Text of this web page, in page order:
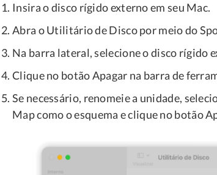
Insira o disco rígido externo em seu Mac.
Abra o Utilitário de Disco por meio do
Na barra lateral, selecione o disco rígido
Clique no botão Apagar na barra de
Se necessário, renomeie a unidade,
Map como o esquema e clique no botão